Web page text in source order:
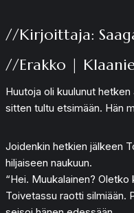
//Kirjoittaja:
//Erakko |
Huutoja oli kuulunut
sitten tultu etsimään. Hän
Joidenkin hetkien jälkeen
hiljaiseen naukuun.
“Hei. Muukalainen? Oletko
Toivetassu raotti silmiään.